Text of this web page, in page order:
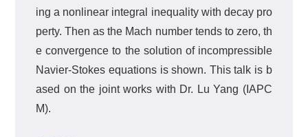
ing a nonlinear integral inequality with decay pro
perty. Then as the Mach number tends to zero, th
e convergence to the solution of incompressible
Navier-Stokes equations is shown. This talk is b
ased on the joint works with Dr. Lu Yang (IAPC
M).